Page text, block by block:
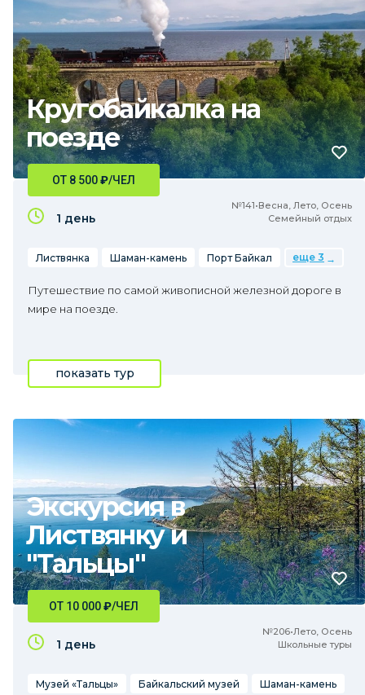
Кругобайкалка на
поезде
№141•Весна, Лето, Осень
Семейный отдых
ОТ 8 500₽/ЧЕЛ
1 день
Листвянка Шаман-камень Порт Байкал еще 3
Путешествие по самой живописной железной дороге в
мире на поезде.
показать тур
Экскурсия в
Листвянку и
"Тальцы"
№206•Лето, Осень
Школьные туры
ОТ 10 000₽/ЧЕЛ
1 день
Музей «Тальцы» Байкальский музей Шаман-камень